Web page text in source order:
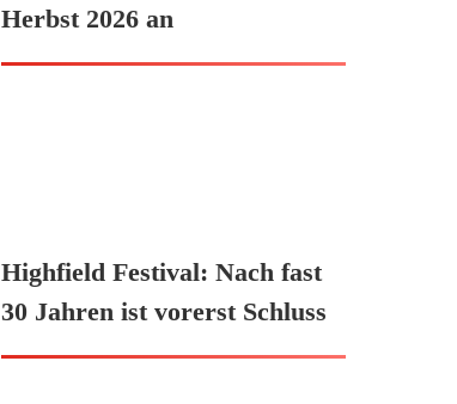
Herbst 2026 an
Highfield Festival: Nach fast
30 Jahren ist vorerst Schluss